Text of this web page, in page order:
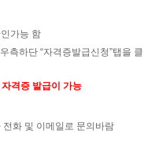
가능 함
측하단 “자격증발급신청”탭을 클
격증 발급이 가능
전화 및 이메일로 문의바람